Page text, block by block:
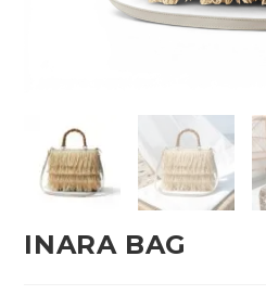
INARA BAG